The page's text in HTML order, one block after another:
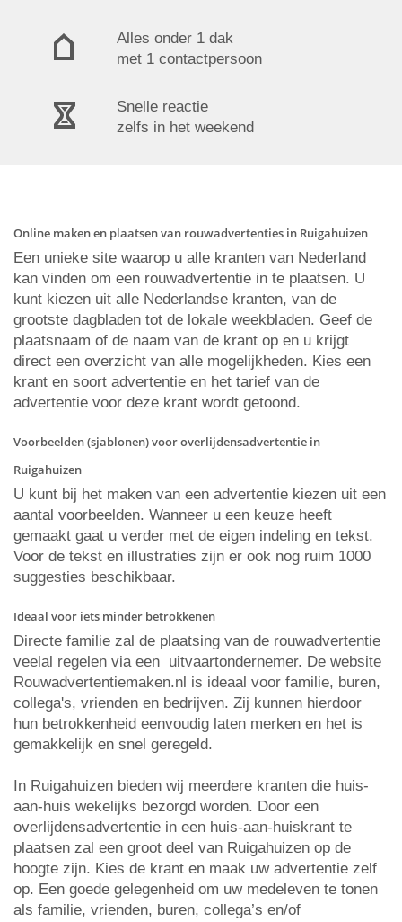
Alles onder 1 dak
met 1 contactpersoon
Snelle reactie
zelfs in het weekend
Online maken en plaatsen van rouwadvertenties in Ruigahuizen
Een unieke site waarop u alle kranten van Nederland
kan vinden om een rouwadvertentie in te plaatsen. U
kunt kiezen uit alle Nederlandse kranten, van de
grootste dagbladen tot de lokale weekbladen. Geef de
plaatsnaam of de naam van de krant op en u krijgt
direct een overzicht van alle mogelijkheden. Kies een
krant en soort advertentie en het tarief van de
advertentie voor deze krant wordt getoond.
Voorbeelden (sjablonen) voor overlijdensadvertentie in
Ruigahuizen
U kunt bij het maken van een advertentie kiezen uit een
aantal voorbeelden. Wanneer u een keuze heeft
gemaakt gaat u verder met de eigen indeling en tekst.
Voor de tekst en illustraties zijn er ook nog ruim 1000
suggesties beschikbaar.
Ideaal voor iets minder betrokkenen
Directe familie zal de plaatsing van de rouwadvertentie
veelal regelen via een uitvaartondernemer. De website
Rouwadvertentiemaken.nl is ideaal voor familie, buren,
collega's, vrienden en bedrijven. Zij kunnen hierdoor
hun betrokkenheid eenvoudig laten merken en het is
gemakkelijk en snel geregeld.
In Ruigahuizen bieden wij meerdere kranten die huis-
aan-huis wekelijks bezorgd worden. Door een
overlijdensadvertentie in een huis-aan-huiskrant te
plaatsen zal een groot deel van Ruigahuizen op de
hoogte zijn. Kies de krant en maak uw advertentie zelf
op. Een goede gelegenheid om uw medeleven te tonen
als familie, vrienden, buren, collega’s en/of